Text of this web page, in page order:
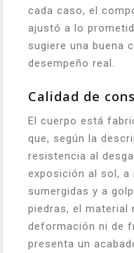
cada caso, el
ajustó a lo
sugiere una buena
desempeño real.
Calidad de
El cuerpo está
que, según la
resistencia al
exposición al sol,
sumergidas y a
piedras, el material
deformación ni de
presenta un